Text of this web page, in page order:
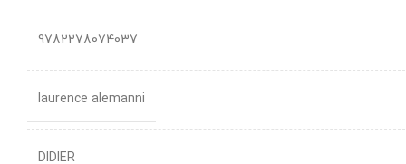
9782278074037
laurence alemanni
DIDIER